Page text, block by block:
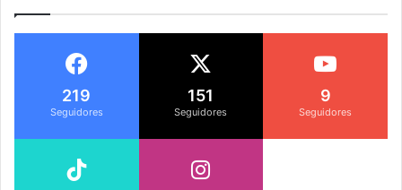
219
Seguidores
151
Seguidores
9
Seguidores